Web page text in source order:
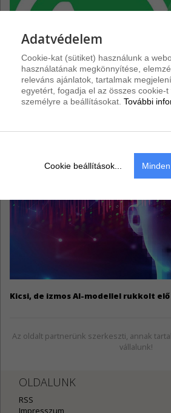
Újabb csalássorozat indult a
Kicsi, de izmos AI-modellel rukkolt elő
Az oldalt partnerünk szerkeszti, annak
vállalunk!
OLDALUNK
RSS
Impresszum
Adatvédelem
Cookie-kat (sütiket) használunk a
használatának megkönnyítése,
releváns ajánlatok, tartalmak
egyetért, fogadja el az összes cookie-t
személyre a beállításokat. További
Cookie beállítások...